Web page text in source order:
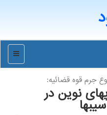
منو
جرم قوه قضائیه:
نوین در